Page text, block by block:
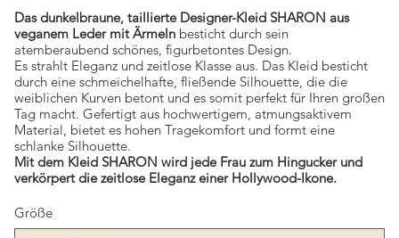
Das dunkelbraune, taillierte Designer-Kleid SHARON aus
veganem Leder mit Ärmelnbesticht durch sein
atemberaubend schönes, figurbetontes Design.
Es strahlt Eleganz und zeitlose Klasse aus. Das Kleid besticht
durch eine schmeichelhafte, fließende Silhouette, die die
weiblichen Kurven betont und es somit perfekt für Ihren großen
Tag macht. Gefertigt aus hochwertigem, atmungsaktivem
Material, bietet es hohen Tragekomfort und formt eine
schlanke Silhouette.
Mit dem Kleid SHARON wird jede Frau zum Hingucker und
verkörpert die zeitlose Eleganz einer Hollywood-Ikone.
Größe